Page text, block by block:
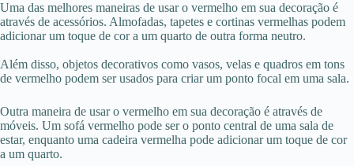
Uma das melhores maneiras de usar o vermelho em sua decoração é
através de acessórios. Almofadas, tapetes e cortinas vermelhas podem
adicionar um toque de cor a um quarto de outra forma neutro.
Além disso, objetos decorativos como vasos, velas e quadros em tons
de vermelho podem ser usados para criar um ponto focal em uma sala.
Outra maneira de usar o vermelho em sua decoração é através de
móveis. Um sofá vermelho pode ser o ponto central de uma sala de
estar, enquanto uma cadeira vermelha pode adicionar um toque de cor
a um quarto.